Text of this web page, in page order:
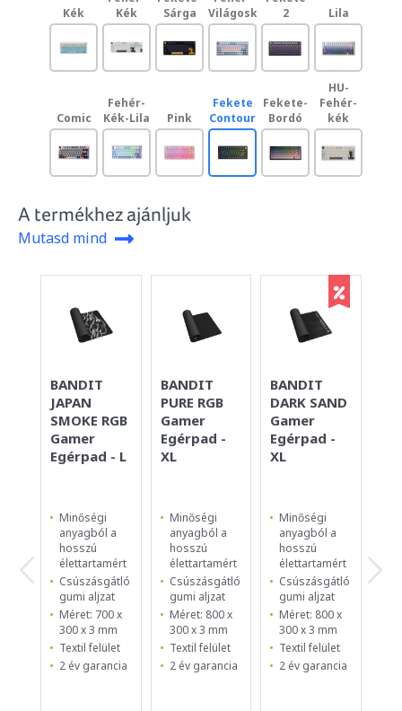
Kék
Kék
Sárga
Világoskék
2
Lila
Comic
Fehér-
Kék-Lila
Pink
Fekete
Contour
Fekete-
Bordó
HU-
Fehér-
kék
A termékhez ajánljuk
Mutasd mind
BANDIT
JAPAN
SMOKE RGB
Gamer
Egérpad - L
Minőségi
anyagból a
hosszú
élettartamért
Csúszásgátló
gumi aljzat
Méret: 700 x
300 x 3 mm
Textil felület
2 év garancia
BANDIT
PURE RGB
Gamer
Egérpad -
XL
Minőségi
anyagból a
hosszú
élettartamért
Csúszásgátló
gumi aljzat
Méret: 800 x
300 x 3 mm
Textil felület
2 év garancia
BANDIT
DARK SAND
Gamer
Egérpad -
XL
Minőségi
anyagból a
hosszú
élettartamért
Csúszásgátló
gumi aljzat
Méret: 800 x
300 x 3 mm
Textil felület
2 év garancia